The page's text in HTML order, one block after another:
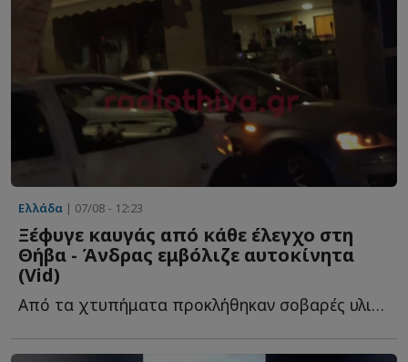
Ελλάδα | 07/08 - 12:23
Ξέφυγε καυγάς από κάθε έλεγχο στη
Θήβα - Άνδρας εμβόλιζε αυτοκίνητα
(Vid)
Από τα χτυπήματα προκλήθηκαν σοβαρές υλικές ζημιές σ...